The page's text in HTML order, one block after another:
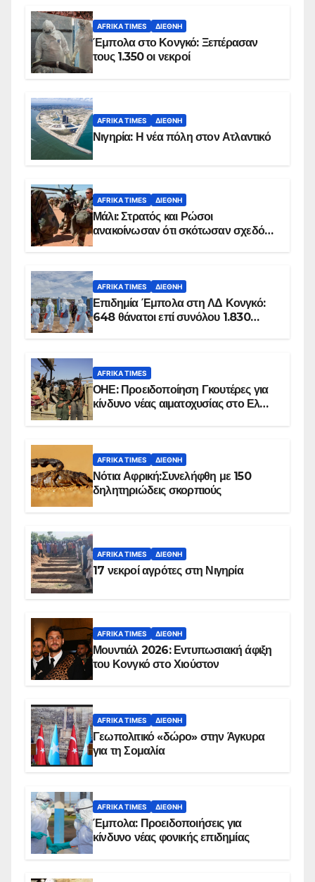
AFRIKA TIMES ΔΙΕΘΝΉ
Έμπολα στο Κονγκό: Ξεπέρασαν
τους 1.350 οι νεκροί
AFRIKA TIMES ΔΙΕΘΝΉ
Νιγηρία: Η νέα πόλη στον Ατλαντικό
AFRIKA TIMES ΔΙΕΘΝΉ
Μάλι: Στρατός και Ρώσοι
ανακοίνωσαν ότι σκότωσαν σχεδόν
AFRIKA TIMES ΔΙΕΘΝΉ
Επιδημία Έμπολα στη ΛΔ Κονγκό:
648 θάνατοι επί συνόλου 1.830
AFRIKA TIMES
ΟΗΕ: Προειδοποίηση Γκουτέρες για
κίνδυνο νέας αιματοχυσίας στο Ελ
AFRIKA TIMES ΔΙΕΘΝΉ
Νότια Αφρική:Συνελήφθη με 150
δηλητηριώδεις σκορπιούς
AFRIKA TIMES ΔΙΕΘΝΉ
17 νεκροί αγρότες στη Νιγηρία
AFRIKA TIMES ΔΙΕΘΝΉ
Μουντιάλ 2026: Εντυπωσιακή άφιξη
του Κονγκό στο Χιούστον
AFRIKA TIMES ΔΙΕΘΝΉ
Γεωπολιτικό «δώρο» στην Άγκυρα
για τη Σομαλία
AFRIKA TIMES ΔΙΕΘΝΉ
Έμπολα: Προειδοποιήσεις για
κίνδυνο νέας φονικής επιδημίας